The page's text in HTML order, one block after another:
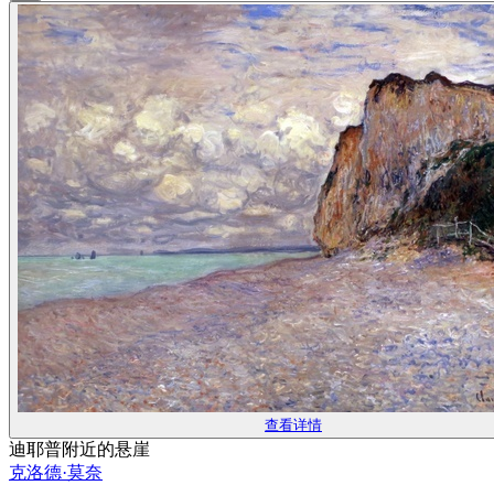
查看详情
迪耶普附近的悬崖
克洛德·莫奈